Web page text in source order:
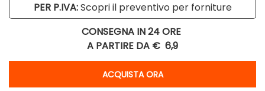
PER P.IVA:Scopri il preventivo per forniture
CONSEGNA IN 24 ORE
A PARTIRE DA € 6,9
ACQUISTA ORA